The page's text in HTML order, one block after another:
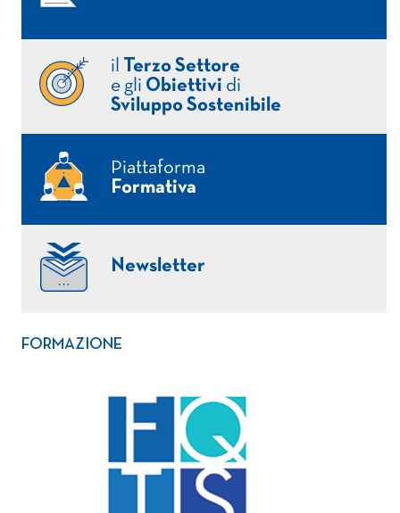
il
Terzo Settore
e gli Obiettivi di
Sviluppo Sostenibile
Piattaforma
Formativa
Newsletter
FORMAZIONE